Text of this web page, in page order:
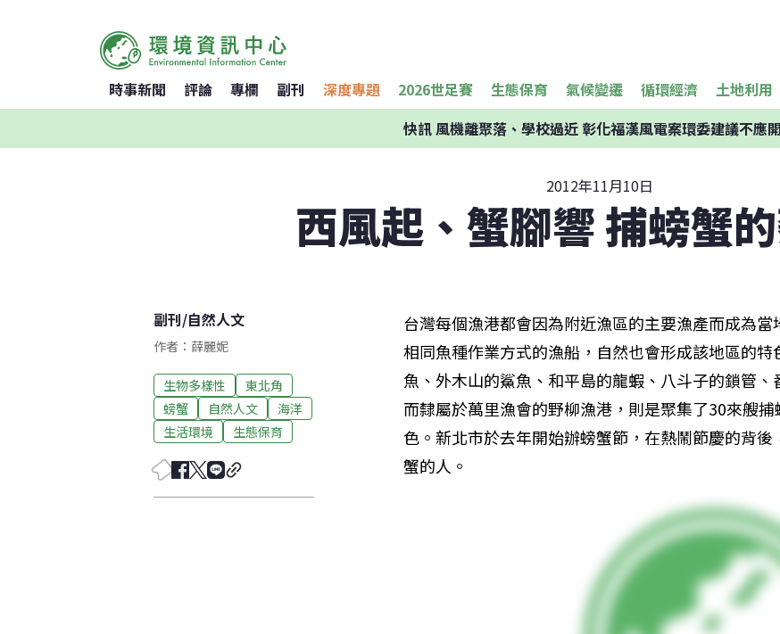
時事新聞 評論 專欄 副刊 深度專題 2026世足賽 生態保育 氣候變遷 循環經濟 土地利用
快訊風機離聚落、學校過近 彰化福漢風電案環委建議不應
2012年11月10日
西風起、蟹腳響 捕螃蟹
副刊/自然人文
作者：薛麗妮
生物多樣性
東北角
螃蟹
自然人文
海洋
生活環境
生態保育
台灣每個漁港都會因為附近漁區的主要漁產而成為
相同魚種作業方式的漁船，自然也會形成該地區的
魚、外木山的鯊魚、和平島的龍蝦、八斗子的鎖管
而隸屬於萬里漁會的野柳漁港，則是聚集了30來艘
色。新北市於去年開始辦螃蟹節，在熱鬧節慶的背
蟹的人。